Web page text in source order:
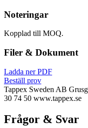
Noteringar
Kopplad till MOQ.
Filer & Dokument
Ladda ner PDF
Beställ prov
Tappex Sweden AB
30 74 50 www.tappex.se
Frågor & Svar